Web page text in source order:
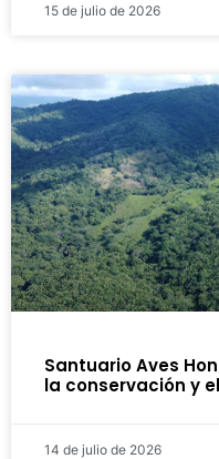
15 de julio de 2026
Santuario Aves
la conservación y
14 de julio de 2026